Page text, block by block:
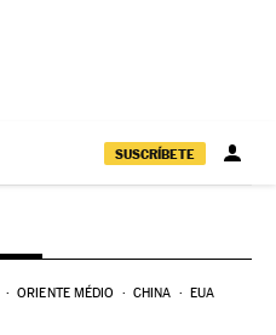
SUSCRÍBETE
ORIENTE MÉDIO CHINA EUA